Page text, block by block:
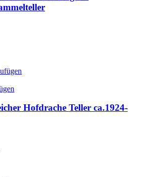
Hofdrache Teller ca.1924-